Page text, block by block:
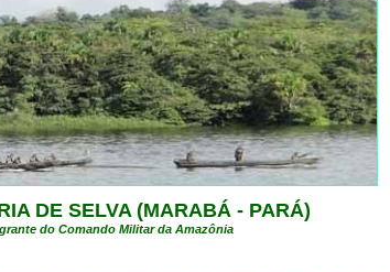
DE SELVA (MARABÁ - PARÁ)
do Comando Militar da Amazônia